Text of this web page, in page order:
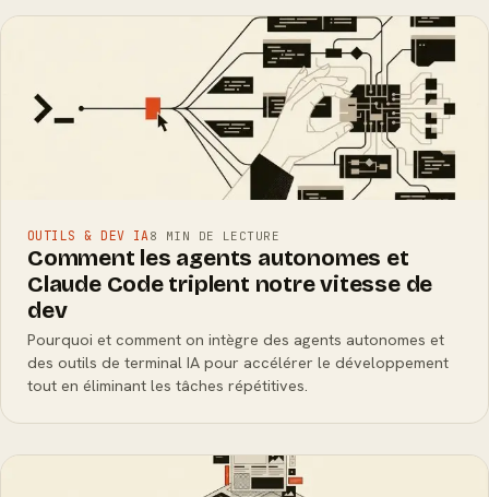
OUTILS & DEV IA8 MIN DE LECTURE
Comment les agents autonomes et
Claude Code triplent notre vitesse de
dev
Pourquoi et comment on intègre des agents autonomes et
des outils de terminal IA pour accélérer le développement
tout en éliminant les tâches répétitives.